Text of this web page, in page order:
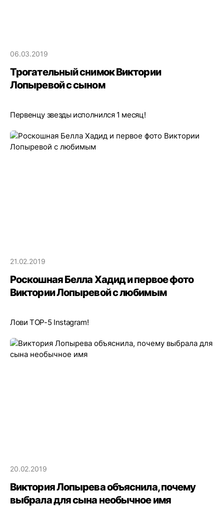
06.03.2019
Трогательный снимок Виктории
Лопыревой с сыном
Первенцу звезды исполнился 1 месяц!
21.02.2019
Роскошная Белла Хадид и первое фото
Виктории Лопыревой с любимым
Лови TOP-5 Instagram!
20.02.2019
Виктория Лопырева объяснила, почему
выбрала для сына необычное имя